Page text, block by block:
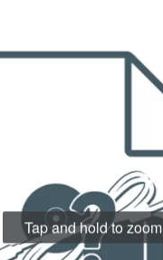
Tap and hold to zoom